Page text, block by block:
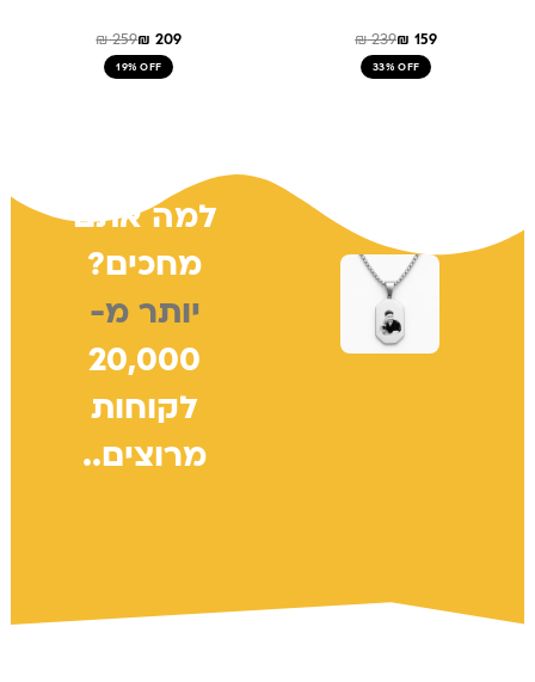
₪239₪ 159
33% OFF
₪259₪ 209
19% OFF
למה אתם
מחכים?
יותר מ-
20,000
לקוחות
מרוצים..